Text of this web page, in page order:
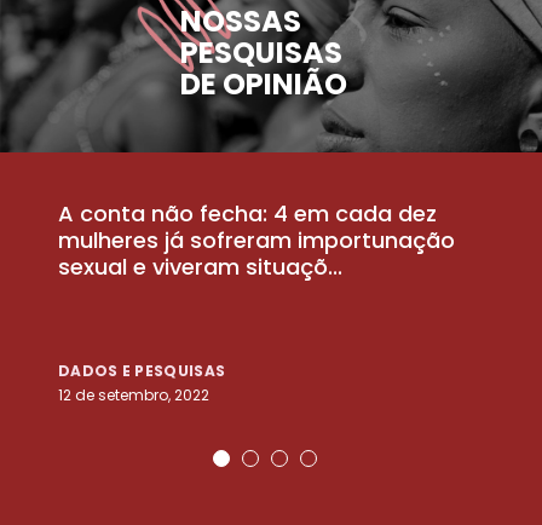
NOSSAS
PESQUISAS
DE OPINIÃO
A conta não fecha: 4 em cada dez
mulheres já sofreram importunação
sexual e viveram situaçõ...
DADOS E PESQUISAS
12 de setembro, 2022